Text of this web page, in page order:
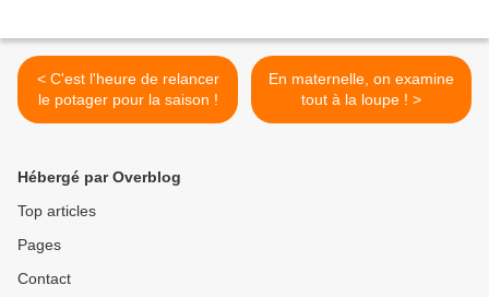
< C'est l'heure de relancer
le potager pour la saison !
En maternelle, on examine
tout à la loupe ! >
Hébergé par Overblog
Top articles
Pages
Contact